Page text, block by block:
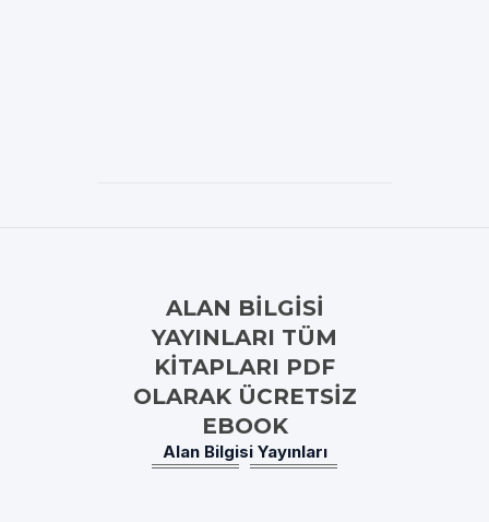
ALAN BILGISI
YAYINLARI TÜM
KITAPLARI PDF
OLARAK ÜCRETSIZ
EBOOK
Alan Bilgisi Yayınları